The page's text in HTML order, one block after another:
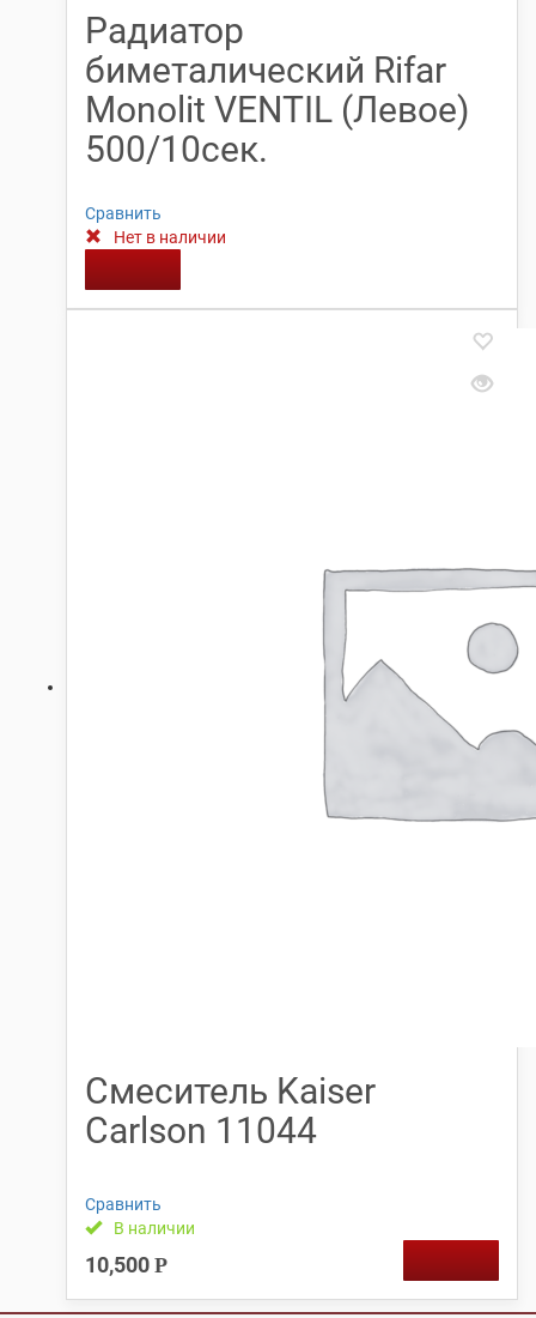
Радиатор
биметалический Rifar
Monolit VENTIL (Левое)
500/10сек.
Сравнить
Нет в наличии
Смеситель Kaiser
Carlson 11044
Сравнить
В наличии
10,500 Р